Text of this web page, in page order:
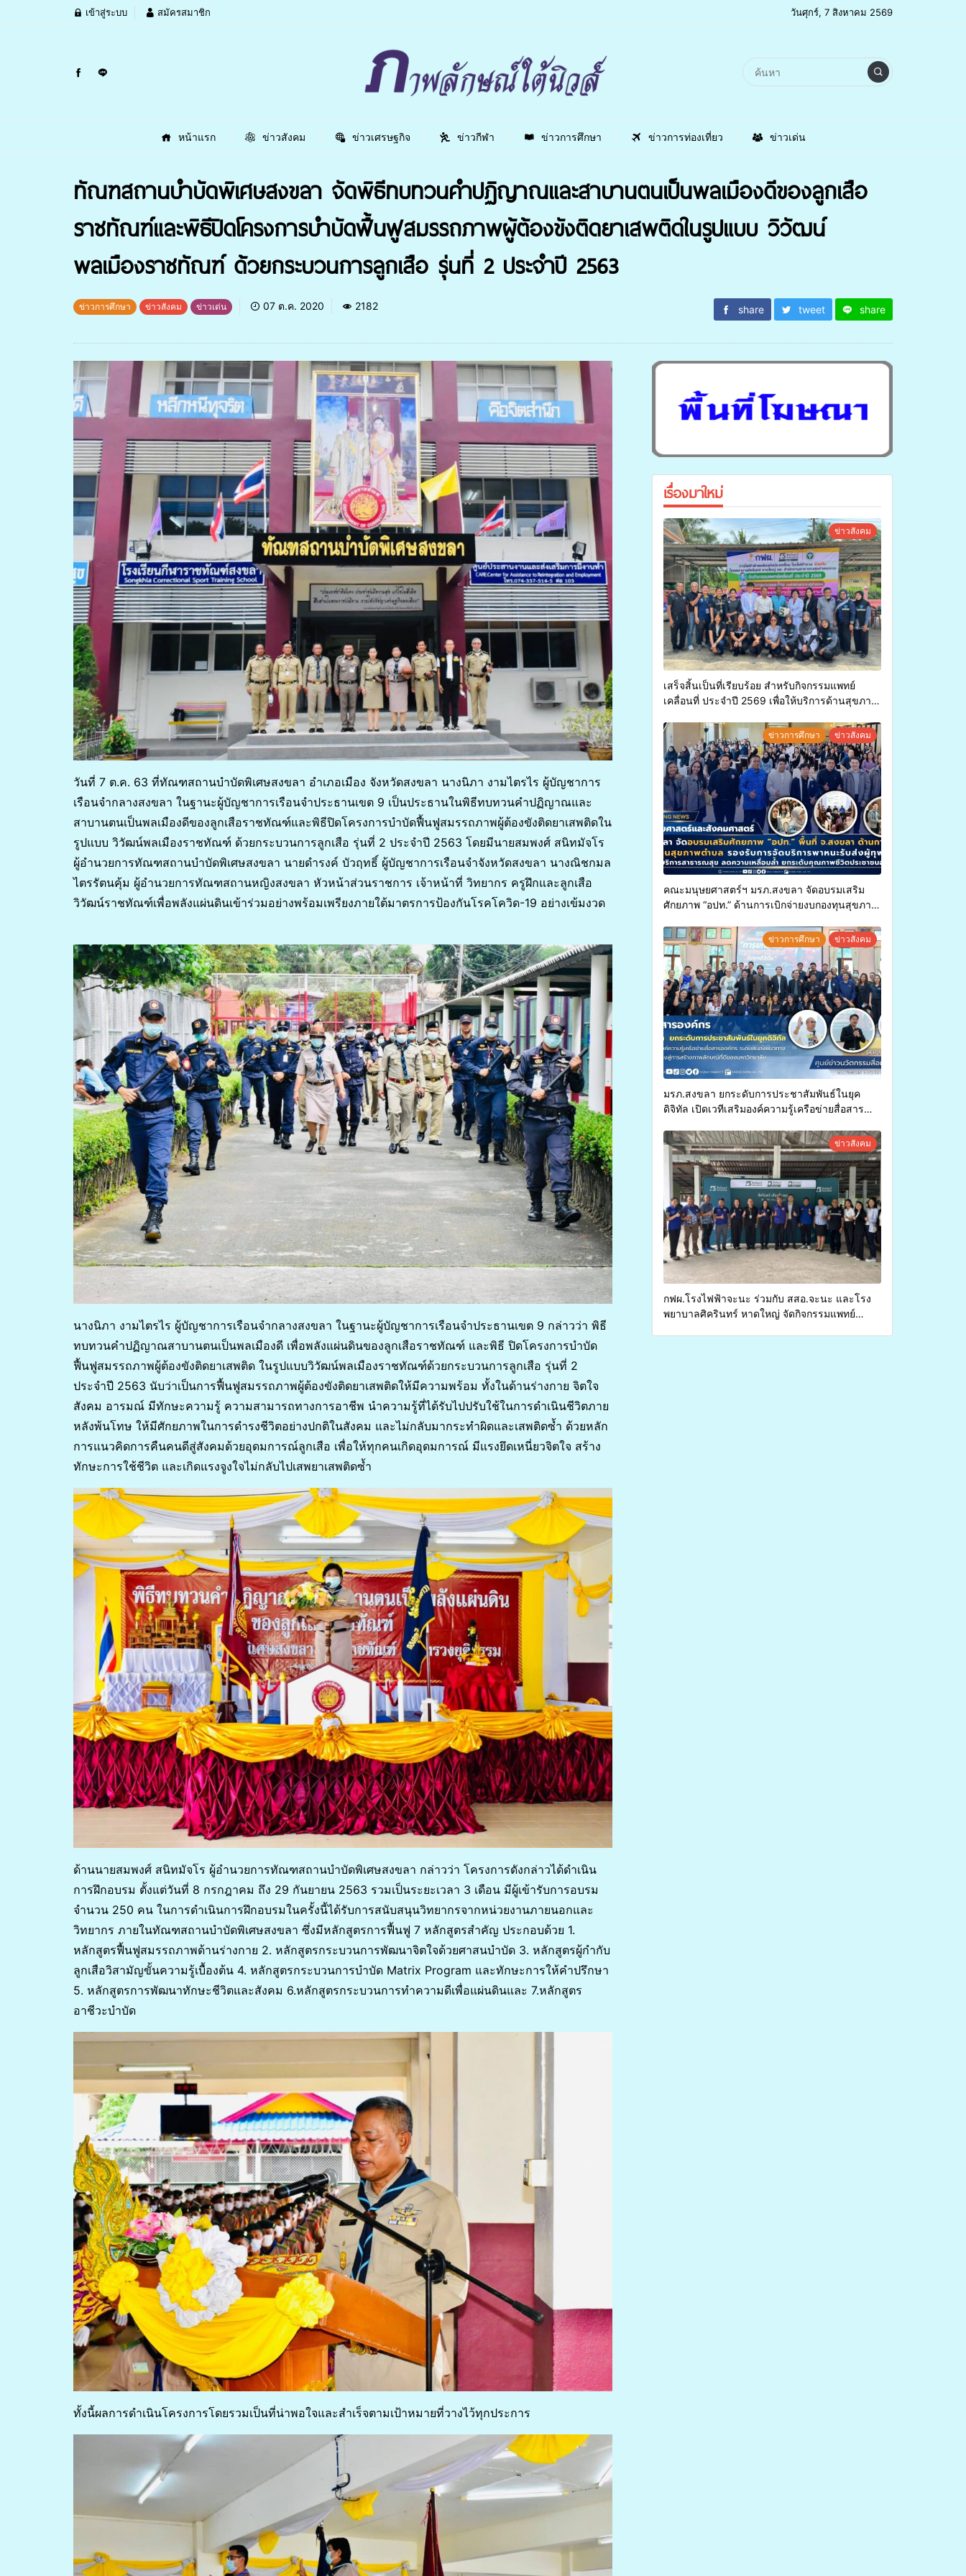
เข้าสู่ระบบ สมัครสมาชิก วันศุกร์, 7 สิงหาคม 2569
หน้าแรก ข่าวสังคม ข่าวเศรษฐกิจ ข่าวกีฬา ข่าวการศึกษา ข่าวการท่องเที่ยว ข่าวเด่น
ทัณฑสถานบำบัดพิเศษสงขลา จัดพิธีทบทวนคำปฏิญาณและสาบานตนเป็นพลเมืองดีของลูกเสือ
ราชทัณฑ์และพิธีปิดโครงการบำบัดฟื้นฟูสมรรถภาพผู้ต้องขังติดยาเสพติดในรูปแบบ วิวัฒน์
พลเมืองราชทัณฑ์ ด้วยกระบวนการลูกเสือ รุ่นที่ 2 ประจำปี 2563
ข่าวการศึกษา ข่าวสังคม ข่าวเด่น 07 ต.ค. 2020 2182 share tweet share
วันที่ 7 ต.ค. 63 ที่ทัณฑสถานบำบัดพิเศษสงขลา อำเภอเมือง จังหวัดสงขลา นางนิภา งามไตรไร ผู้บัญชาการ
เรือนจำกลางสงขลา ในฐานะผู้บัญชาการเรือนจำประธานเขต 9 เป็นประธานในพิธีทบทวนคำปฏิญาณและ
สาบานตนเป็นพลเมืองดีของลูกเสือราชทัณฑ์และพิธีปิดโครงการบำบัดฟื้นฟูสมรรถภาพผู้ต้องขังติดยาเสพติดใน
รูปแบบ วิวัฒน์พลเมืองราชทัณฑ์ ด้วยกระบวนการลูกเสือ รุ่นที่ 2 ประจำปี 2563 โดยมีนายสมพงศ์ สนิทมัจโร
ผู้อำนวยการทัณฑสถานบำบัดพิเศษสงขลา นายดำรงค์ บัวฤทธิ์ ผู้บัญชาการเรือนจำจังหวัดสงขลา นางณิชกมล
ไตรรัตนคุ้ม ผู้อำนวยการทัณฑสถานหญิงสงขลา หัวหน้าส่วนราชการ เจ้าหน้าที่ วิทยากร ครูฝึกและลูกเสือ
วิวัฒน์ราชทัณฑ์เพื่อพลังแผ่นดินเข้าร่วมอย่างพร้อมเพรียงภายใต้มาตรการป้องกันโรคโควิด-19 อย่างเข้มงวด
นางนิภา งามไตรไร ผู้บัญชาการเรือนจำกลางสงขลา ในฐานะผู้บัญชาการเรือนจำประธานเขต 9 กล่าวว่า พิธี
ทบทวนคำปฏิญาณสาบานตนเป็นพลเมืองดี เพื่อพลังแผ่นดินของลูกเสือราชทัณฑ์ และพิธี ปิดโครงการบำบัด
ฟื้นฟูสมรรถภาพผู้ต้องขังติดยาเสพติด ในรูปแบบวิวัฒน์พลเมืองราชทัณฑ์ด้วยกระบวนการลูกเสือ รุ่นที่ 2
ประจำปี 2563 นับว่าเป็นการฟื้นฟูสมรรถภาพผู้ต้องขังติดยาเสพติดให้มีความพร้อม ทั้งในด้านร่างกาย จิตใจ
สังคม อารมณ์ มีทักษะความรู้ ความสามารถทางการอาชีพ นำความรู้ที่ได้รับไปปรับใช้ในการดำเนินชีวิตภาย
หลังพ้นโทษ ให้มีศักยภาพในการดำรงชีวิตอย่างปกติในสังคม และไม่กลับมากระทำผิดและเสพติดซ้ำ ด้วยหลัก
การแนวคิดการคืนคนดีสู่สังคมด้วยอุดมการณ์ลูกเสือ เพื่อให้ทุกคนเกิดอุดมการณ์ มีแรงยึดเหนี่ยวจิตใจ สร้าง
ทักษะการใช้ชีวิต และเกิดแรงจูงใจไม่กลับไปเสพยาเสพติดซ้ำ
ด้านนายสมพงศ์ สนิทมัจโร ผู้อำนวยการทัณฑสถานบำบัดพิเศษสงขลา กล่าวว่า โครงการดังกล่าวได้ดำเนิน
การฝึกอบรม ตั้งแต่วันที่ 8 กรกฎาคม ถึง 29 กันยายน 2563 รวมเป็นระยะเวลา 3 เดือน มีผู้เข้ารับการอบรม
จำนวน 250 คน ในการดำเนินการฝึกอบรมในครั้งนี้ได้รับการสนับสนุนวิทยากรจากหน่วยงานภายนอกและ
วิทยากร ภายในทัณฑสถานบำบัดพิเศษสงขลา ซึ่งมีหลักสูตรการฟื้นฟู 7 หลักสูตรสำคัญ ประกอบด้วย 1.
หลักสูตรฟื้นฟูสมรรถภาพด้านร่างกาย 2. หลักสูตรกระบวนการพัฒนาจิตใจด้วยศาสนบำบัด 3. หลักสูตรผู้กำกับ
ลูกเสือวิสามัญขั้นความรู้เบื้องต้น 4. หลักสูตรกระบวนการบำบัด Matrix Program และทักษะการให้คำปรึกษา
5. หลักสูตรการพัฒนาทักษะชีวิตและสังคม 6.หลักสูตรกระบวนการทำความดีเพื่อแผ่นดินและ 7.หลักสูตร
อาชีวะบำบัด
ทั้งนี้ผลการดำเนินโครงการโดยรวมเป็นที่น่าพอใจและสำเร็จตามเป้าหมายที่วางไว้ทุกประการ
เรื่องมาใหม่
ข่าวสังคม
เสร็จสิ้นเป็นที่เรียบร้อย สำหรับกิจกรรมแพทย์
เคลื่อนที่ ประจำปี 2569 เพื่อให้บริการด้านสุขภาพ
ข่าวการศึกษา ข่าวสังคม
คณะมนุษยศาสตร์ฯ มรภ.สงขลา จัดอบรมเสริม
ศักยภาพ “อปท.” ด้านการเบิกจ่ายงบกองทุนสุขภาพ
ทุพพลภาพเพื่อเข้ารับบริการสาธารณสุข ลดความ
เหลื่อมล้ำ ยกระดับคุณภาพชีวิตประชาชนอย่าง
ยั่งยืน
ข่าวการศึกษา ข่าวสังคม
มรภ.สงขลา ยกระดับการประชาสัมพันธ์ในยุค
ดิจิทัล เปิดเวทีเสริมองค์ความรู้เครือข่ายสื่อสาร
การสร้างภาพลักษณ์ที่ดีของมหาวิทยาลัยข่าวสังคม
กฟผ.โรงไฟฟ้าจะนะ ร่วมกับ สสอ.จะนะ และโรง
พยาบาลศิครินทร์ หาดใหญ่ จัดกิจกรรมแพทย์